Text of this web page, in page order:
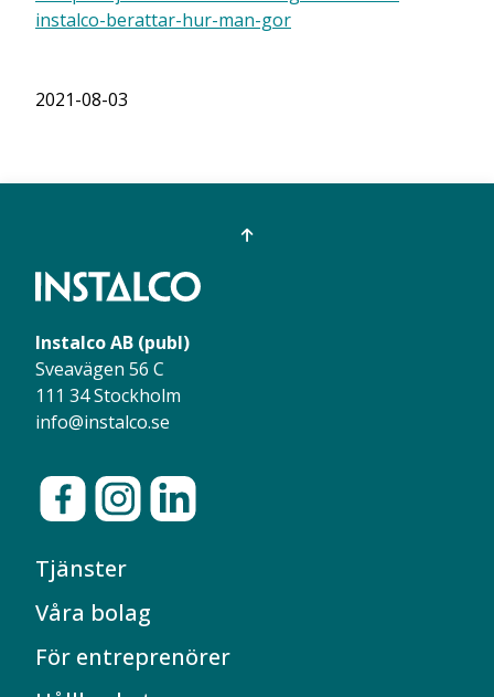
instalco-berattar-hur-man-gor
2021-08-03
Instalco AB (publ)
Sveavägen 56 C
111 34 Stockholm
info@instalco.se
Tjänster
Våra bolag
För entreprenörer